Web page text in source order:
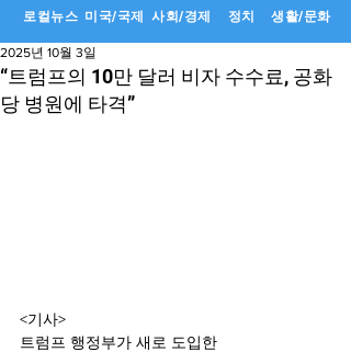
로컬뉴스 미국/국제 사회/경제 정치 생활/문화
“트럼프의 10만 달러 비자 수수료, 공화
당 병원에 타격”
2025년 10월 3일
<기사>
트럼프 행정부가 새로 도입한